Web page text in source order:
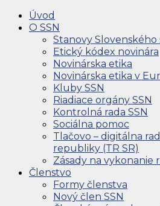
Úvod
O SSN
Stanovy
Etický kódex novinára
Novinárska etika
Novinárska etika v
Kluby SSN
Riadiace orgány SSN
Kontrolná rada SSN
Sociálna pomoc
Tlačovo – digitálna
republiky (TR SR)
Zásady na vykonanie
Členstvo
Formy členstva
Nový člen SSN